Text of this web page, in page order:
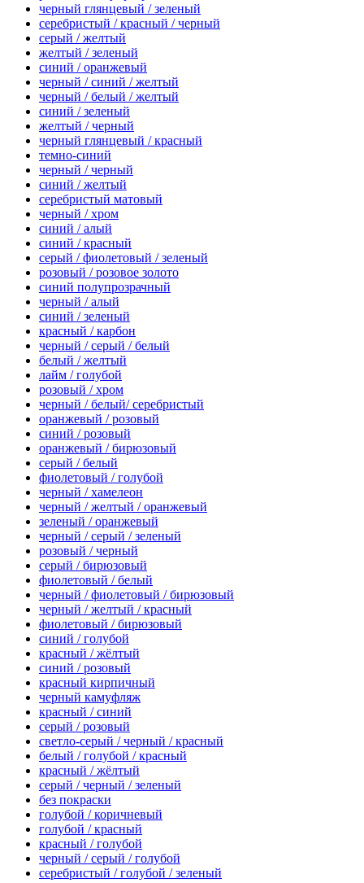
черный глянцевый / зеленый
серебристый / красный / черный
серый / желтый
желтый / зеленый
синий / оранжевый
черный / синий / желтый
черный / белый / желтый
синий / зеленый
желтый / черный
черный глянцевый / красный
темно-синий
черный / черный
синий / желтый
серебристый матовый
черный / хром
синий / алый
синий / красный
серый / фиолетовый / зеленый
розовый / розовое золото
синий полупрозрачный
черный / алый
синий / зеленый
красный / карбон
черный / серый / белый
белый / желтый
лайм / голубой
розовый / хром
черный / белый/ серебристый
оранжевый / розовый
синий / розовый
оранжевый / бирюзовый
серый / белый
фиолетовый / голубой
черный / хамелеон
черный / желтый / оранжевый
зеленый / оранжевый
черный / серый / зеленый
розовый / черный
серый / бирюзовый
фиолетовый / белый
черный / фиолетовый / бирюзовый
черный / желтый / красный
фиолетовый / бирюзовый
синий / голубой
красный / жёлтый
синий / розовый
красный кирпичный
черный камуфляж
красный / синий
серый / розовый
светло-серый / черный / красный
белый / голубой / красный
красный / жёлтый
серый / черный / зеленый
без покраски
голубой / коричневый
голубой / красный
красный / голубой
черный / серый / голубой
серебристый / голубой / зеленый